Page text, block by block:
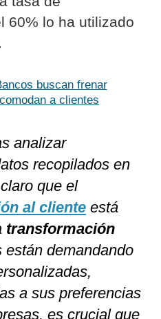
60% lo ha utilizado
buscan frenar
a clientes
analizar
recopilados en
que el
al cliente está
transformación
están demandando
a sus preferencias
es crucial que